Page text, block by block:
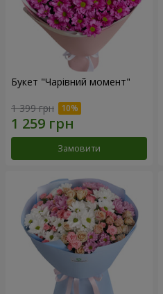
Букет "Чарівний момент"
1 399 грн
Замовити